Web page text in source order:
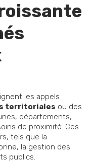
les appels
territoriales ou des
départements,
de proximité. Ces
tels que la
la gestion des
publics.